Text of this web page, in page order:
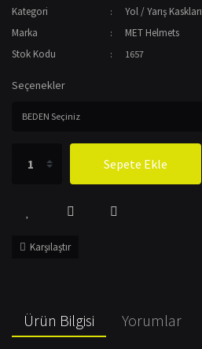
Kategori
Yol / Yarış Kaskları
Marka
MET Helmets
Stok Kodu
1657
Seçenekler
Sepete Ekle
Karşılaştır
Ürün Bilgisi Yorumlar